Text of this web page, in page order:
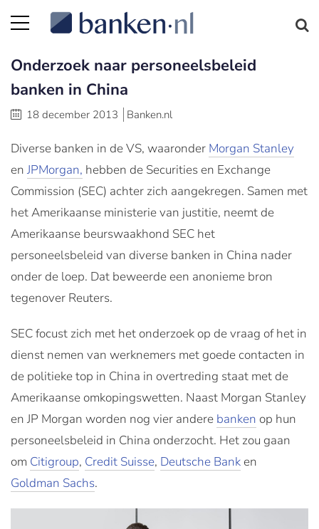
Onderzoek naar personeelsbeleid
banken in China
18 december 2013 Banken.nl
Diverse banken in de VS, waaronder Morgan Stanley
en JPMorgan, hebben de Securities en Exchange
Commission (SEC) achter zich aangekregen. Samen met
het Amerikaanse ministerie van justitie, neemt de
Amerikaanse beurswaakhond SEC het
personeelsbeleid van diverse banken in China nader
onder de loep. Dat beweerde een anonieme bron
tegenover Reuters.
SEC focust zich met het onderzoek op de vraag of het in
dienst nemen van werknemers met goede contacten in
de politieke top in China in overtreding staat met de
Amerikaanse omkopingswetten. Naast Morgan Stanley
en JP Morgan worden nog vier andere banken op hun
personeelsbeleid in China onderzocht. Het zou gaan
om Citigroup, Credit Suisse, Deutsche Bank en
Goldman Sachs.